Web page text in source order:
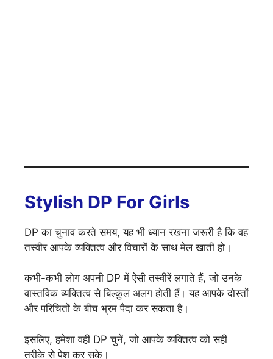
Stylish DP For Girls
DP का चुनाव करते समय, यह भी ध्यान रखना जरूरी है कि वह
तस्वीर आपके व्यक्तित्व और विचारों के साथ मेल खाती हो।
कभी-कभी लोग अपनी DP में ऐसी तस्वीरें लगाते हैं, जो उनके
वास्तविक व्यक्तित्व से बिल्कुल अलग होती हैं। यह आपके दोस्तों
और परिचितों के बीच भ्रम पैदा कर सकता है।
इसलिए, हमेशा वही DP चुनें, जो आपके व्यक्तित्व को सही
तरीके से पेश कर सके।